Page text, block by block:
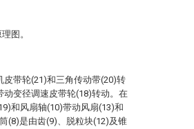
图。
皮带轮(21)和三角传动带(20)转
动变径调速皮带轮(18)转动。在
和风扇轴(10)带动风扇(13)和
(8)是由齿(9)、脱粒块(12)及锥